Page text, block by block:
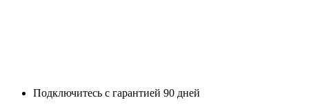
Подключитесь с гарантией 90 дней